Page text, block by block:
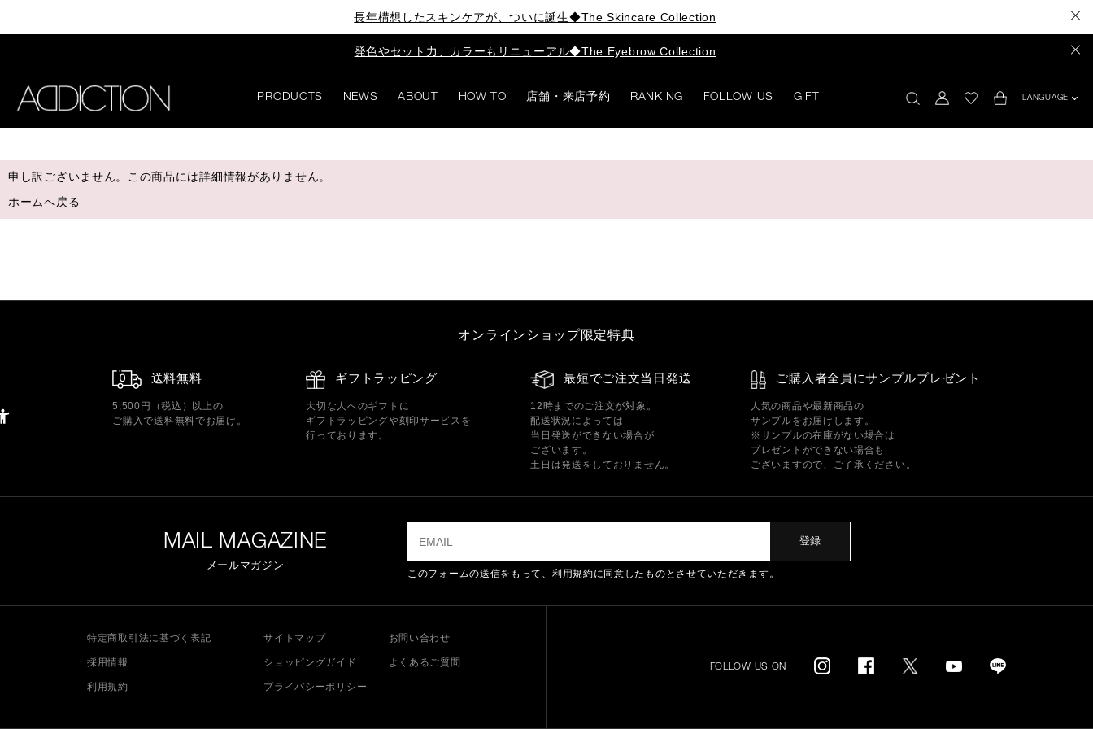
長年構想したスキンケアが、ついに誕生◆The Skincare Collection
発色やセット力、カラーもリニューアル◆The Eyebrow Collection
PRODUCTS NEWS ABOUT HOW TO 店舗・来店予約 RANKING FOLLOW US GIFT LANGUAGE
申し訳ございません。この商品には詳細情報がありません。
ホームへ戻る
オンラインショップ限定特典
送料無料
5,500円（税込）以上の
ご購入で送料無料でお届け。
ギフトラッピング
大切な人へのギフトに
ギフトラッピングや刻印サービスを
行っております。
最短でご注文当日発送
12時までのご注文が対象。
配送状況によっては
当日発送ができない場合が
ございます。
土日は発送をしておりません。
ご購入者全員にサンプルプレゼント
人気の商品や最新商品の
サンプルをお届けします。
※サンプルの在庫がない場合は
プレゼントができない場合も
ございますので、ご了承ください。
MAIL MAGAZINE
メールマガジン
登録
このフォームの送信をもって、 利用規約に同意したものとさせていただきます。
特定商取引法に基づく表記 サイトマップ お問い合わせ
採用情報 ショッピングガイド よくあるご質問
利用規約 プライバシーポリシー
FOLLOW US ON